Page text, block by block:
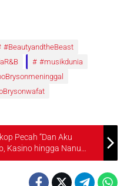
#BeautyandtheBeast
#musikdunia
Pecah “Dan Aku
Kasino hingga Nanu